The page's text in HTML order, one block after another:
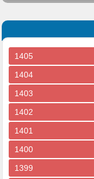
1405
1404
1403
1402
1401
1400
1399